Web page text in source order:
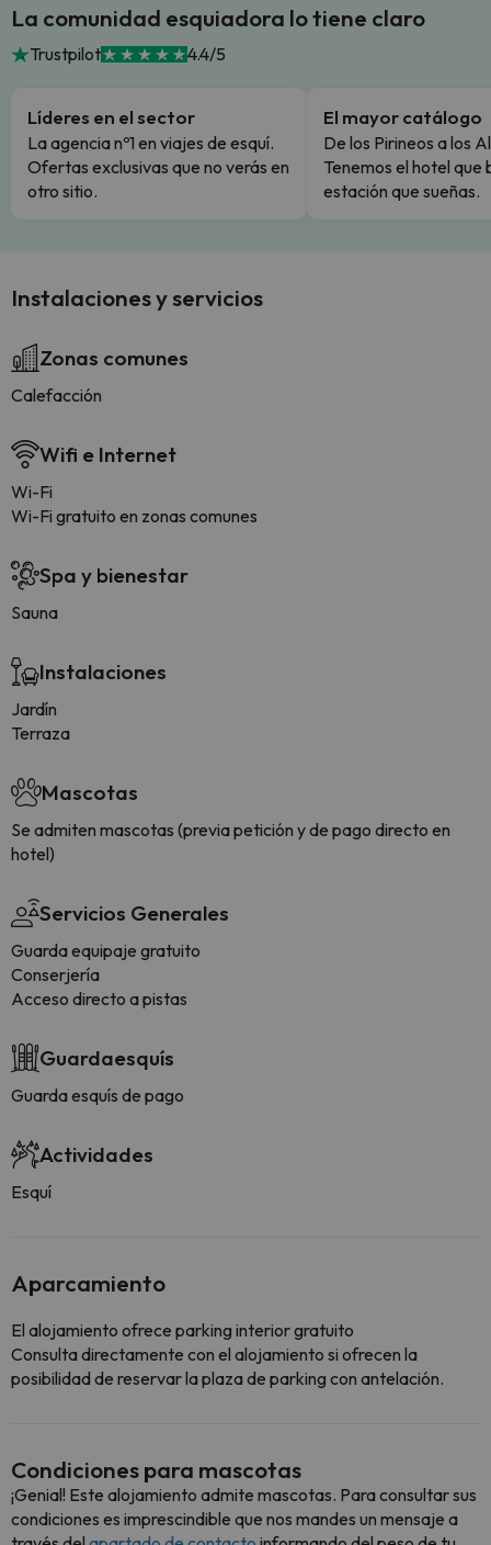
La comunidad esquiadora lo tiene claro
Trustpilot 4.4/5
Líderes en el sector
La agencia nº1 en viajes de esquí.
Ofertas exclusivas que no verás en
otro sitio.
El mayor catálogo
De los Pirineos a los
Tenemos el hotel que
estación que sueñas.
Instalaciones y servicios
Zonas comunes
Calefacción
Wifi e Internet
Wi-Fi
Wi-Fi gratuito en zonas comunes
Spa y bienestar
Sauna
Instalaciones
Jardín
Terraza
Mascotas
Se admiten mascotas (previa petición y de pago directo en
hotel)
Servicios Generales
Guarda equipaje gratuito
Conserjería
Acceso directo a pistas
Guardaesquís
Guarda esquís de pago
Actividades
Esquí
Aparcamiento
El alojamiento ofrece parking interior gratuito
Consulta directamente con el alojamiento si ofrecen la
posibilidad de reservar la plaza de parking con antelación.
Condiciones para mascotas
¡Genial! Este alojamiento admite mascotas. Para consultar sus
condiciones es imprescindible que nos mandes un mensaje a